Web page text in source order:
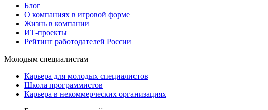
Блог
О компаниях в игровой форме
Жизнь в компании
ИТ-проекты
Рейтинг работодателей России
Молодым специалистам
Карьера для молодых специалистов
Школа программистов
Карьера в некоммерческих организациях